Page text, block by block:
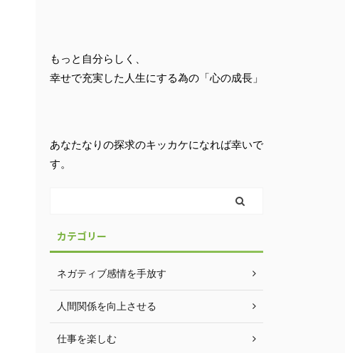
もっと自分らしく、
幸せで充実した人生にする為の「心の成長」
あなたなりの探求のキッカケになれば幸いで
す。
カテゴリー
ネガティブ感情を手放す
人間関係を向上させる
仕事を楽しむ